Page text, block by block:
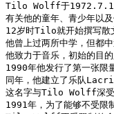
Tilo Wolff于1972.7.10
有关他的童年、青少年以
12岁时Tilo就开始撰写散
他曾上过两所中学，但都
他致力于音乐，初始的目
1990年他发行了第一张
同年，他建立了乐队
这名字与Tilo Wolff深受
1991年，为了能够不受